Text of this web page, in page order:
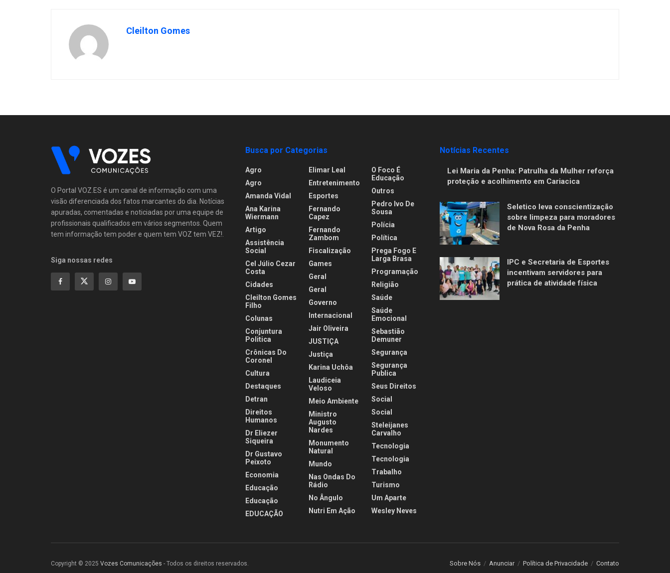
Cleilton Gomes
O Portal VOZ.ES é um canal de informação com uma
visão diferenciada dos fatos marcantes do dia. Notícias
apuradas, comentadas e noticiadas por uma equipe de
profissionais qualificados em vários segmentos. Quem
tem informação tem poder e quem tem VOZ tem VEZ!.
Siga nossas redes
Busca por Categorias
Agro
Agro
Amanda Vidal
Ana Karina
Wiermann
Artigo
Assistência
Social
Cel Júlio Cezar
Costa
Cidades
Cleilton Gomes
Filho
Colunas
Conjuntura
Politica
Crônicas Do
Coronel
Cultura
Destaques
Detran
Direitos
Humanos
Dr Eliezer
Siqueira
Dr Gustavo
Peixoto
Economia
Educação
Educação
EDUCAÇÃO
Elimar Leal
Entretenimento
Esportes
Fernando
Capez
Fernando
Zambom
Fiscalização
Games
Geral
Geral
Governo
Internacional
Jair Oliveira
JUSTIÇA
Justiça
Karina Uchôa
Laudiceia
Veloso
Meio Ambiente
Ministro
Augusto
Nardes
Monumento
Natural
Mundo
Nas Ondas Do
Rádio
No Ângulo
Nutri Em Ação
O Foco É
Educação
Outros
Pedro Ivo De
Sousa
Polícia
Política
Prega Fogo E
Larga Brasa
Programação
Religião
Saúde
Saúde
Emocional
Sebastião
Demuner
Segurança
Segurança
Publica
Seus Direitos
Social
Social
Steleijanes
Carvalho
Tecnologia
Tecnologia
Trabalho
Turismo
Um Aparte
Wesley Neves
Notícias Recentes
Lei Maria da Penha: Patrulha da Mulher reforça
proteção e acolhimento em Cariacica
Seletico leva conscientização
sobre limpeza para moradores
de Nova Rosa da Penha
IPC e Secretaria de Esportes
incentivam servidores para
prática de atividade física
Sobre Nós Anunciar Política de Privacidade Contato
Copyright © 2025 Vozes Comunicações - Todos os direitos reservados.